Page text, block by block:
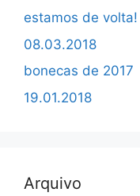
estamos de volta!
08.03.2018
bonecas de 2017
19.01.2018
Arquivo